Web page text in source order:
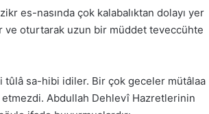
es-nasında çok kalabalıktan dolayı yer
ve oturtarak uzun bir müddet teveccühte
sa-hibi idiler. Bir çok geceler mütâlaa
Abdullah Dehlevî Hazretlerinin